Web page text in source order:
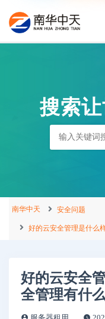
搜索
南华中天 安全问题
好的云安全管理是什么
好的云安全
全管理有什